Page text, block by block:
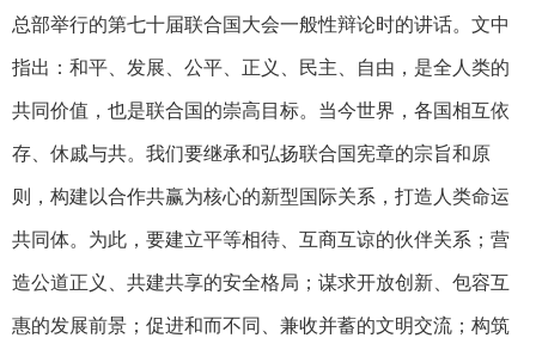
总部举行的第七十届联合国大会一般性辩论时的讲话。文中
指出：和平、发展、公平、正义、民主、自由，是全人类的
共同价值，也是联合国的崇高目标。当今世界，各国相互依
存、休戚与共。我们要继承和弘扬联合国宪章的宗旨和原
则，构建以合作共赢为核心的新型国际关系，打造人类命运
共同体。为此，要建立平等相待、互商互谅的伙伴关系；营
造公道正义、共建共享的安全格局；谋求开放创新、包容互
惠的发展前景；促进和而不同、兼收并蓄的文明交流；构筑